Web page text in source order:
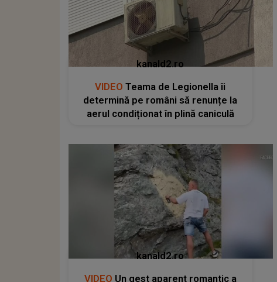
kanald2.ro
VIDEO Teama de Legionella îi
determină pe români să renunțe la
aerul condiționat în plină caniculă
kanald2.ro
VIDEO Un gest aparent romantic a